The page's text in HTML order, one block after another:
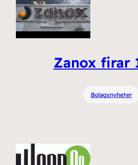
Zanox firar
Bolagsnyheter